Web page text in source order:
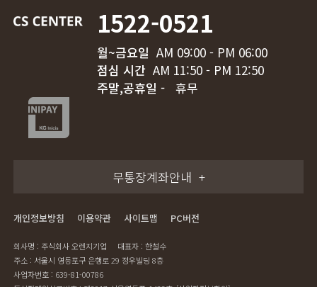
1522-0521
월~금요일 AM 09:00 - PM 06:00
점심 시간 AM 11:50 - PM 12:50
주말,공휴일 -
휴무
무통장계좌안내
개인정보방침 이용약관 사이트맵 PC버전
회사명 : 주식회사 오렌지기업
대표자 : 한철수
주소 : 서울시 영등포구 은행로 29 정우빌딩 8층
사업자번호 : 639-81-00786